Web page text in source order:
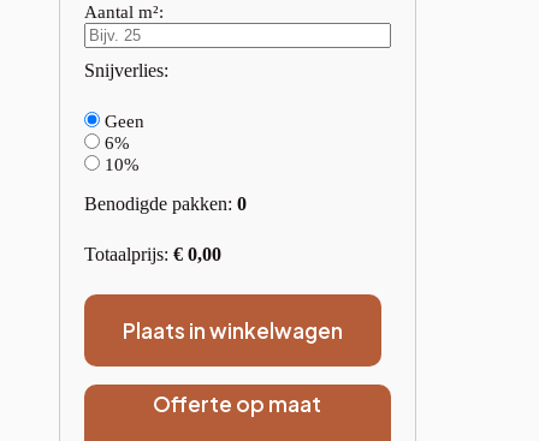
Aantal m²:
Snijverlies:
Geen
6%
10%
Benodigde pakken: 0
Totaalprijs: € 0,00
Plaats in winkelwagen
Offerte op maat